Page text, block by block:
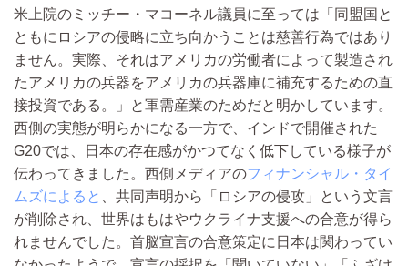
米上院のミッチー・マコーネル議員に至っては「同盟国と
ともにロシアの侵略に立ち向かうことは慈善行為ではあり
ません。実際、それはアメリカの労働者によって製造され
たアメリカの兵器をアメリカの兵器庫に補充するための直
接投資である。」と軍需産業のためだと明かしています。
西側の実態が明らかになる一方で、インドで開催された
G20では、日本の存在感がかつてなく低下している様子が
伝わってきました。西側メディアのフィナンシャル・タイ
ムズによると
、共同声明から「ロシアの侵攻」という文言
が削除され、世界はもはやウクライナ支援への合意が得ら
れませんでした。首脳宣言の合意策定に日本は関わってい